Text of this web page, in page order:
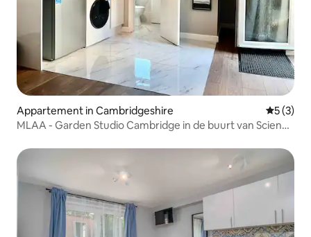
Appartement in Cambridgeshire
5 (3)
MLAA - Garden Studio Cambridge in de buurt van Science